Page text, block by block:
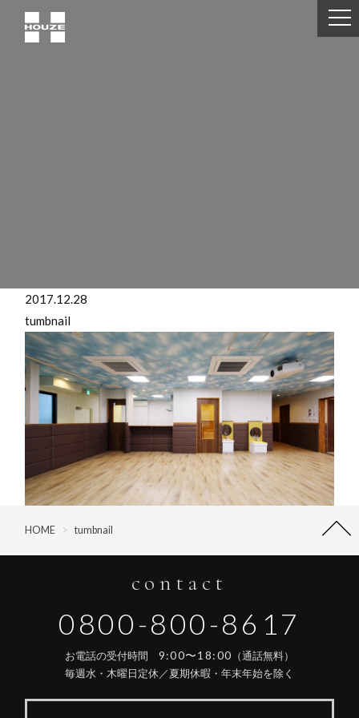
2017.12.28
tumbnail
HOME > tumbnail
contact
0800-800-8617
お電話の受付時間 9:00〜18:00 （通話無料）
毎週水・木曜日定休／夏期休暇・年末年始を除く